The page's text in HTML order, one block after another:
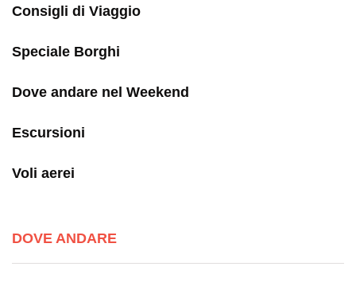
Consigli di Viaggio
Speciale Borghi
Dove andare nel Weekend
Escursioni
Voli aerei
DOVE ANDARE